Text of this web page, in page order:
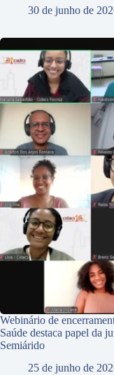
30 de junho de
Webinário de
Saúde destaca papel da
Semiárido
25 de junho de